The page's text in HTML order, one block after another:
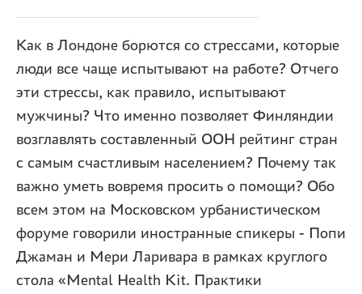
Как в Лондоне борются со стрессами, которые
люди все чаще испытывают на работе? Отчего
эти стрессы, как правило, испытывают
мужчины? Что именно позволяет Финляндии
возглавлять составленный ООН рейтинг стран
с самым счастливым населением? Почему так
важно уметь вовремя просить о помощи? Обо
всем этом на Московском урбанистическом
форуме говорили иностранные спикеры - Попи
Джаман и Мери Ларивара в рамках круглого
стола «Mental Health Kit. Практики